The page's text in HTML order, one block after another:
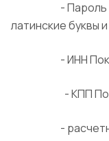
- Пароль к
латинские буквы
- ИНН
- КПП
- расчетный